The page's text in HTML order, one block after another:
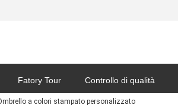
Fatory Tour Controllo di qualità
a colori stampato personalizzato